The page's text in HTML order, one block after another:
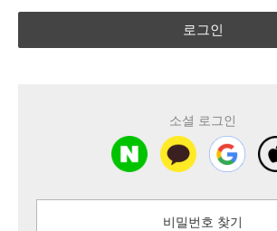
로그인
소셜 로그인
비밀번호 찾기